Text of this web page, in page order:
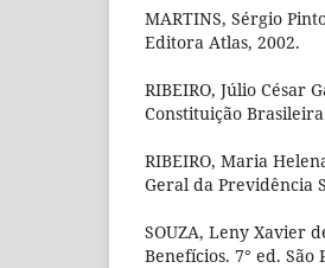
MARTINS, Sérgio
Editora Atlas, 2002.
RIBEIRO, Júlio César
Constituição
RIBEIRO, Maria
Geral da Previdência
SOUZA, Leny Xavier
Benefícios. 7° ed.